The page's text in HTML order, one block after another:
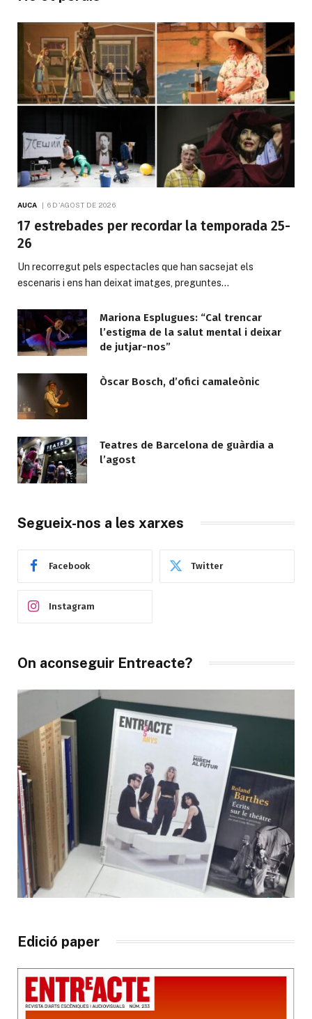
AUCA 6 D'AGOST DE 2026
17 estrebades per recordar la temporada 25-
26
Un recorregut pels espectacles que han sacsejat els
escenaris i ens han deixat imatges, preguntes…
Mariona Esplugues: “Cal trencar
l’estigma de la salut mental i deixar
de jutjar-nos”
Òscar Bosch, d’ofici camaleònic
Teatres de Barcelona de guàrdia a
l’agost
Segueix-nos a les xarxes
Facebook Twitter
Instagram
On aconseguir Entreacte?
Edició paper